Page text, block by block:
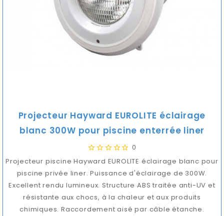
Projecteur Hayward EUROLITE éclairage
blanc 300W pour piscine enterrée liner
0
Projecteur piscine Hayward EUROLITE éclairage blanc pour
piscine privée liner. Puissance d'éclairage de 300W.
Excellent rendu lumineux. Structure ABS traitée anti-UV et
résistante aux chocs, à la chaleur et aux produits
chimiques. Raccordement aisé par câble étanche.